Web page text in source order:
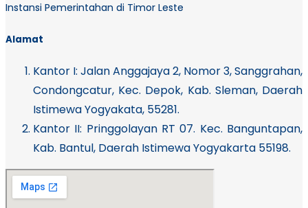
Instansi Pemerintahan di Timor Leste
Alamat
Kantor I: Jalan Anggajaya 2, Nomor 3, Sanggrahan,
Condongcatur, Kec. Depok, Kab. Sleman, Daerah
Istimewa Yogyakata, 55281.
Kantor II: Pringgolayan RT 07. Kec. Banguntapan,
Kab. Bantul, Daerah Istimewa Yogyakarta 55198.